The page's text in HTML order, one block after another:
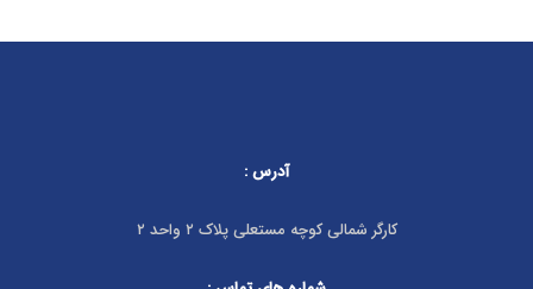
آدرس :
کارگر شمالی کوچه مستعلی پلاک ۲ واحد ۲